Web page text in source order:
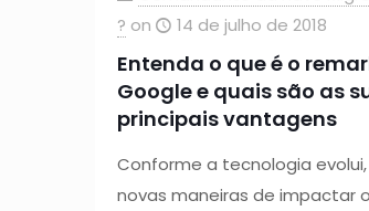
? on 14 de julho de 2018
Entenda o que é o
Google e quais são as
principais vantagens
Conforme a tecnologia
novas maneiras de impactar